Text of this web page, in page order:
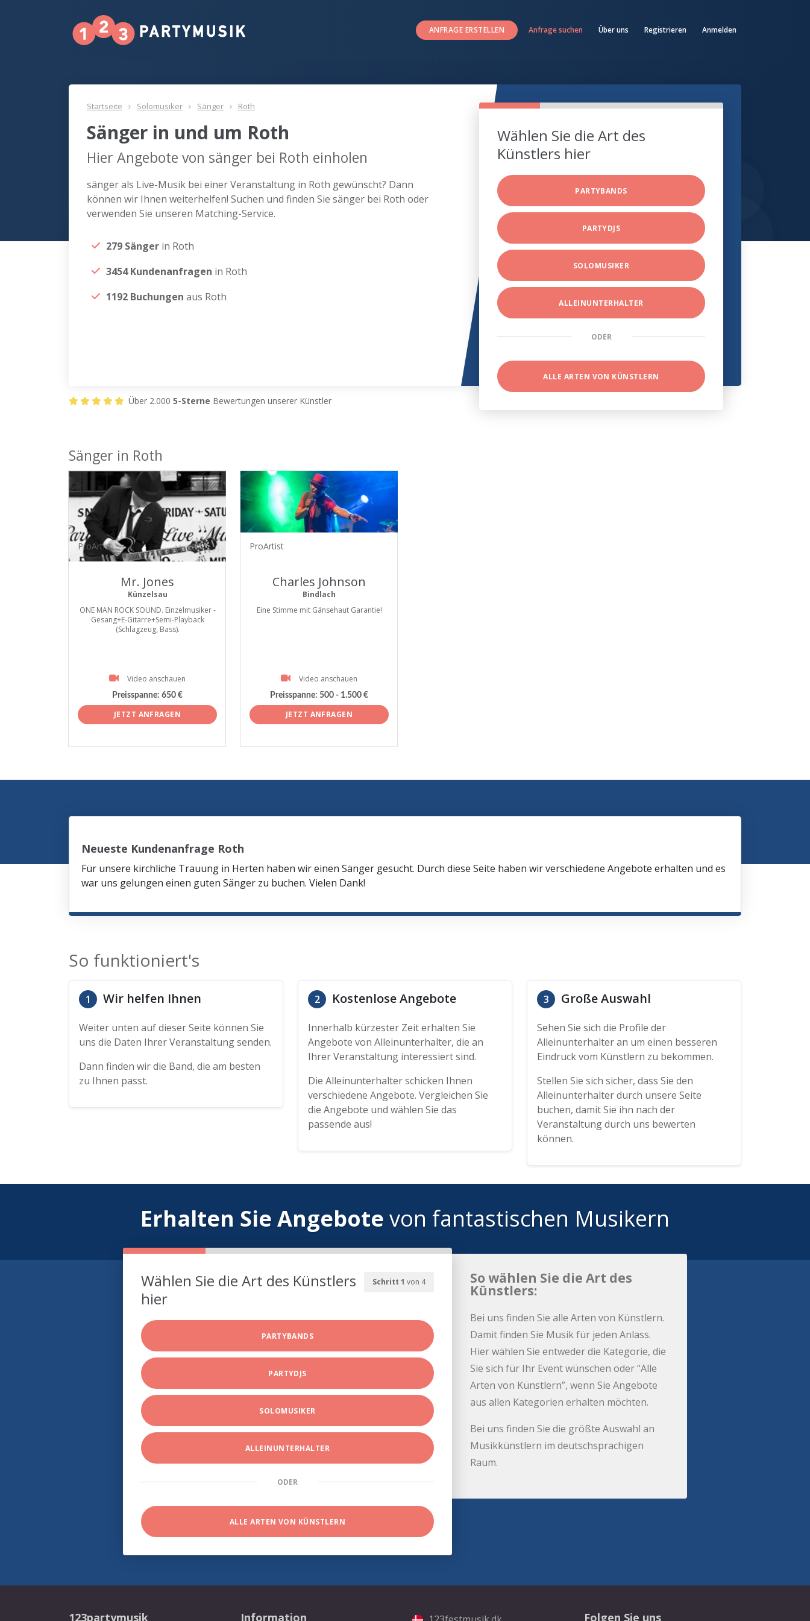
ANFRAGE ERSTELLEN Anfrage suchen Über uns Registrieren Anmelden
Startseite Solomusiker Sänger Roth
Sänger in und um Roth
Hier Angebote von sänger bei Roth einholen
sänger als Live-Musik bei einer Veranstaltung in Roth gewünscht? Dann
können wir Ihnen weiterhelfen! Suchen und finden Sie sänger bei Roth oder
verwenden Sie unseren Matching-Service.
279 Sänger in Roth
3454 Kundenanfragen in Roth
1192 Buchungen aus Roth
Wählen Sie die Art des
Künstlers hier
PARTYBANDS
PARTYDJS
SOLOMUSIKER
ALLEINUNTERHALTER
ODER
ALLE ARTEN VON KÜNSTLERN
Über 2.000 5-Sterne Bewertungen unserer Künstler
Sänger in Roth
ProArtist
Mr. Jones
Künzelsau
ONE MAN ROCK SOUND. Einzelmusiker -
Gesang+E-Gitarre+Semi-Playback
(Schlagzeug, Bass).
Video anschauen
Preisspanne: 650 €
JETZT ANFRAGEN
ProArtist
Charles Johnson
Bindlach
Eine Stimme mit Gänsehaut Garantie!
Video anschauen
Preisspanne: 500 - 1.500 €
JETZT ANFRAGEN
Neueste Kundenanfrage Roth
Für unsere kirchliche Trauung in Herten haben wir einen Sänger gesucht. Durch diese Seite haben wir verschiedene Angebote erhalten und es
war uns gelungen einen guten Sänger zu buchen. Vielen Dank!
So funktioniert's
1 Wir helfen Ihnen
Weiter unten auf dieser Seite können Sie
uns die Daten Ihrer Veranstaltung senden.
Dann finden wir die Band, die am besten
zu Ihnen passt.
2 Kostenlose Angebote
Innerhalb kürzester Zeit erhalten Sie
Angebote von Alleinunterhalter, die an
Ihrer Veranstaltung interessiert sind.
Die Alleinunterhalter schicken Ihnen
verschiedene Angebote. Vergleichen Sie
die Angebote und wählen Sie das
passende aus!
3 Große Auswahl
Sehen Sie sich die Profile der
Alleinunterhalter an um einen besseren
Eindruck vom Künstlern zu bekommen.
Stellen Sie sich sicher, dass Sie den
Alleinunterhalter durch unsere Seite
buchen, damit Sie ihn nach der
Veranstaltung durch uns bewerten
können.
Erhalten Sie Angebote von fantastischen Musikern
Schritt 1 von 4
Wählen Sie die Art des Künstlers
hier
PARTYBANDS
PARTYDJS
SOLOMUSIKER
ALLEINUNTERHALTER
ODER
ALLE ARTEN VON KÜNSTLERN
So wählen Sie die Art des
Künstlers:
Bei uns finden Sie alle Arten von Künstlern.
Damit finden Sie Musik für jeden Anlass.
Hier wählen Sie entweder die Kategorie, die
Sie sich für Ihr Event wünschen oder “Alle
Arten von Künstlern”, wenn Sie Angebote
aus allen Kategorien erhalten möchten.
Bei uns finden Sie die größte Auswahl an
Musikkünstlern im deutschsprachigen
Raum.
123partymusik Information Folgen Sie uns